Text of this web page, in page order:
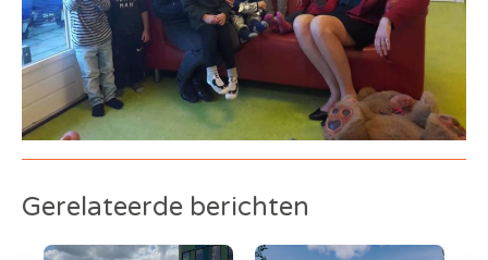
Gerelateerde berichten